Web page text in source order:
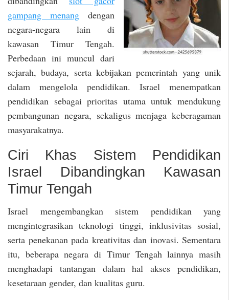
gampang menangdengan
negara-negara lain di
kawasan Timur Tengah.
Perbedaan ini muncul dari
sejarah, budaya, serta kebijakan pemerintah yang unik
dalam mengelola pendidikan. Israel menempatkan
pendidikan sebagai prioritas utama untuk mendukung
pembangunan negara, sekaligus menjaga keberagaman
masyarakatnya.
Ciri Khas Sistem Pendidikan
Israel Dibandingkan Kawasan
Timur Tengah
Israel mengembangkan sistem pendidikan yang
mengintegrasikan teknologi tinggi, inklusivitas sosial,
serta penekanan pada kreativitas dan inovasi. Sementara
itu, beberapa negara di Timur Tengah lainnya masih
menghadapi tantangan dalam hal akses pendidikan,
kesetaraan gender, dan kualitas guru.